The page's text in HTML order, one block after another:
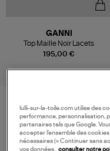
195,00 €
GANNI
Top Maille Noir Lacets
VOS DERNIERS
lulli-sur-la-toile.com utilise des
performance, personnalisation,
partenaires tels que Google.
accepter l’ensemble des
nécessaires (« Continuer sans
vos données, consulter notre